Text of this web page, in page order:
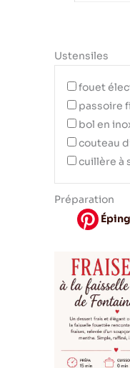
Ustensiles
fouet
passoire
bol en
couteau
cuillère à
Préparation